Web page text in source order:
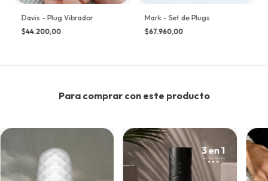
Davis - Plug Vibrador
$44.200,00
Mark - Set de Plugs
$67.960,00
Para comprar con este producto